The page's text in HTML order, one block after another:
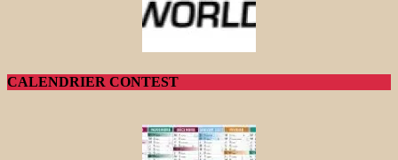
CALENDRIER CONTEST